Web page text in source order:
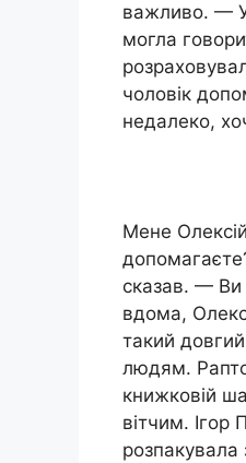
важливо. — У
могла
чоловік
недалеко,
Мене
сказав. — Ви
вдома,
такий
людям.
книжковій
вітчим.
розпакувала